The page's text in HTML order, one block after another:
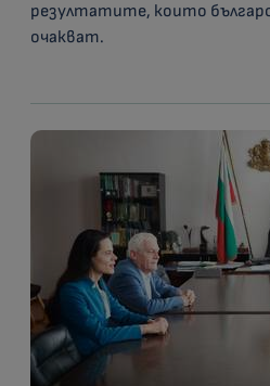
резултатите, които
очакват.